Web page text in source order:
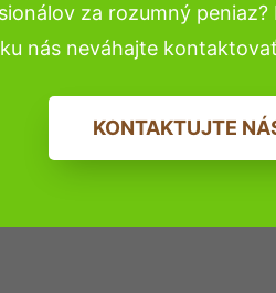
za rozumný
nás neváhajte
KONTAKTUJTE